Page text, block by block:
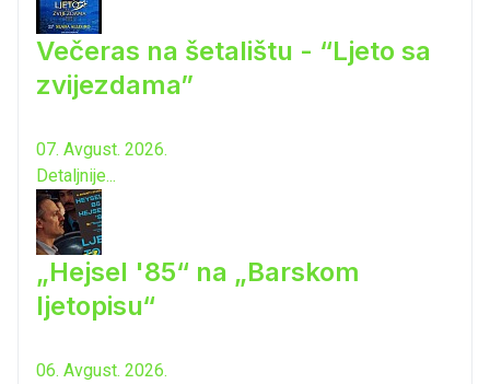
Večeras na šetalištu - “Ljeto sa
zvijezdama”
07. Avgust. 2026.
Detaljnije...
„Hejsel '85“ na „Barskom
ljetopisu“
06. Avgust. 2026.